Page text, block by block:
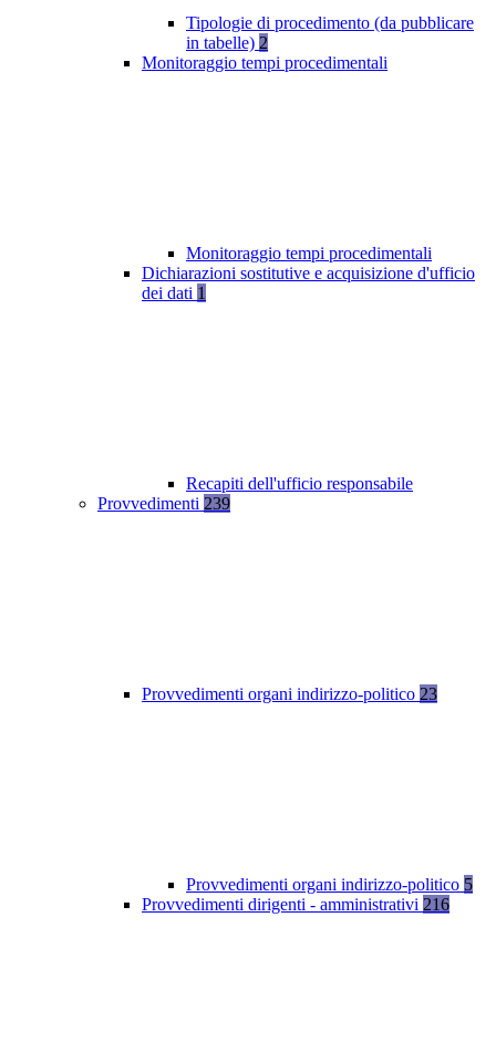
Tipologie di procedimento (da pubblicare
in tabelle) 2
Monitoraggio tempi procedimentali
Monitoraggio tempi procedimentali
Dichiarazioni sostitutive e acquisizione d'ufficio
dei dati 1
Recapiti dell'ufficio responsabile
Provvedimenti 239
Provvedimenti organi indirizzo-politico 23
Provvedimenti organi indirizzo-politico 5
Provvedimenti dirigenti - amministrativi 216